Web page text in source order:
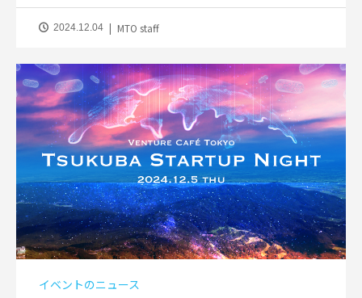
2024.12.04 MTO staff
イベントのニュース